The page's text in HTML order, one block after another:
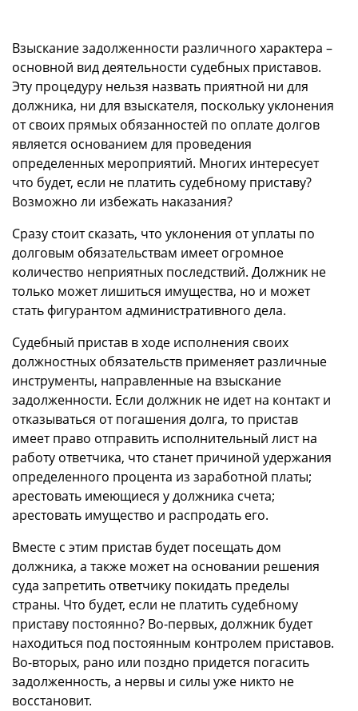
Взыскание задолженности различного характера –
основной вид деятельности судебных приставов.
Эту процедуру нельзя назвать приятной ни для
должника, ни для взыскателя, поскольку уклонения
от своих прямых обязанностей по оплате долгов
является основанием для проведения
определенных мероприятий. Многих интересует
что будет, если не платить судебному приставу?
Возможно ли избежать наказания?
Сразу стоит сказать, что уклонения от уплаты по
долговым обязательствам имеет огромное
количество неприятных последствий. Должник не
только может лишиться имущества, но и может
стать фигурантом административного дела.
Судебный пристав в ходе исполнения своих
должностных обязательств применяет различные
инструменты, направленные на взыскание
задолженности. Если должник не идет на контакт и
отказываться от погашения долга, то пристав
имеет право отправить исполнительный лист на
работу ответчика, что станет причиной удержания
определенного процента из заработной платы;
арестовать имеющиеся у должника счета;
арестовать имущество и распродать его.
Вместе с этим пристав будет посещать дом
должника, а также может на основании решения
суда запретить ответчику покидать пределы
страны. Что будет, если не платить судебному
приставу постоянно? Во-первых, должник будет
находиться под постоянным контролем приставов.
Во-вторых, рано или поздно придется погасить
задолженность, а нервы и силы уже никто не
восстановит.